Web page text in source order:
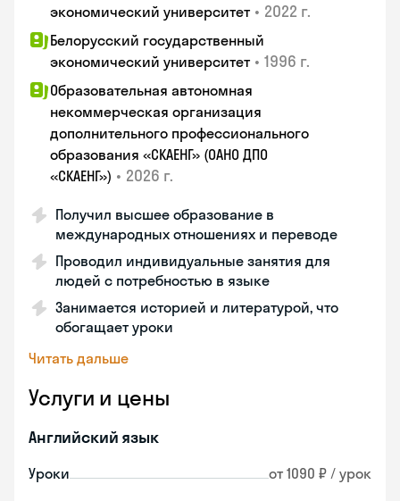
экономический университет • 2022 г.
Белорусский государственный
экономический университет • 1996 г.
Образовательная автономная
некоммерческая организация
дополнительного профессионального
образования «СКАЕНГ» (ОАНО ДПО
«СКАЕНГ») • 2026 г.
Получил высшее образование в
международных отношениях и переводе
Проводил индивидуальные занятия для
людей с потребностью в языке
Занимается историей и литературой, что
обогащает уроки
Читать дальше
Услуги и цены
Английский язык
Уроки от 1090 ₽ / урок